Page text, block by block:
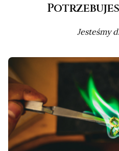
Jesteśmy